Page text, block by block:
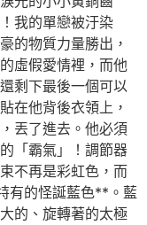
我的單戀被汙染
的物質力量勝出，
虛假愛情裡，而他
剩下最後一個可以
在他背後衣領上，
丟了進去。他必須
「霸氣」！調節器
不再是彩虹色，而
有的怪誕藍色**。藍
的、旋轉著的太極